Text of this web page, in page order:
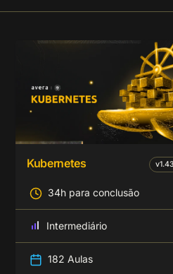
Kubernetes v
34h para conclusão
Intermediário
182 Aulas